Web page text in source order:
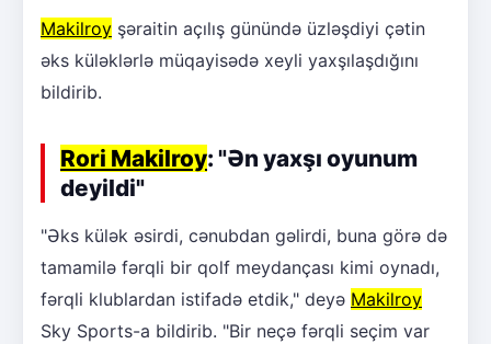
Makilroy şəraitin açılış günündə üzləşdiyi çətin
əks küləklərlə müqayisədə xeyli yaxşılaşdığını
bildirib.
Rori Makilroy: "Ən yaxşı oyunum
deyildi"
"Əks külək əsirdi, cənubdan gəlirdi, buna görə də
tamamilə fərqli bir qolf meydançası kimi oynadı,
fərqli klublardan istifadə etdik," deyə Makilroy
Sky Sports-a bildirib. "Bir neçə fərqli seçim var